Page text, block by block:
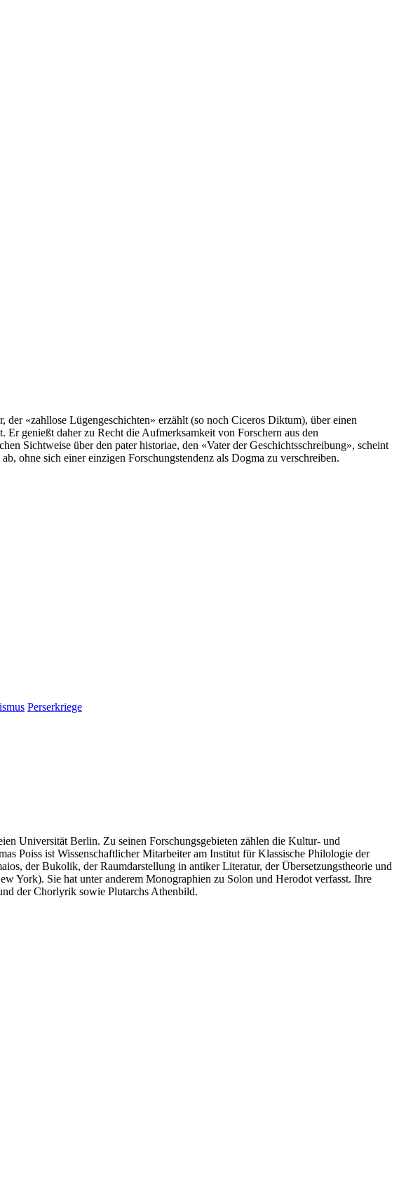
«zahllose Lügengeschichten» erzählt (so noch Ciceros Diktum), über einen
genießt daher zu Recht die Aufmerksamkeit von Forschern aus den
Sichtweise über den pater historiae, den «Vater der Geschichtsschreibung», scheint
ohne sich einer einzigen Forschungstendenz als Dogma zu verschreiben.
Perserkriege
Universität Berlin. Zu seinen Forschungsgebieten zählen die Kultur- und
Poiss ist Wissenschaftlicher Mitarbeiter am Institut für Klassische Philologie der
der Bukolik, der Raumdarstellung in antiker Literatur, der Übersetzungstheorie und
York). Sie hat unter anderem Monographien zu Solon und Herodot verfasst. Ihre
der Chorlyrik sowie Plutarchs Athenbild.